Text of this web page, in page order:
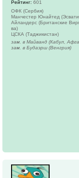
Рейтинг: 601
ОФК (Сербия)
Манчестер Юнайтед
Айландерс (Британские
ва)
ЦСКА (Таджикистан)
зам. в Майванд (Кабул,
зам. в Будаэрш (Венгрия)